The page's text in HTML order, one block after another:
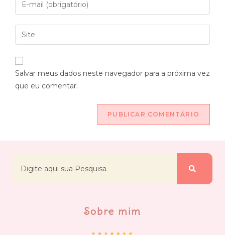
Salvar meus dados neste navegador para a próxima vez
que eu comentar.
Sobre mim